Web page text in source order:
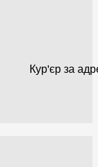
Кур'єр за